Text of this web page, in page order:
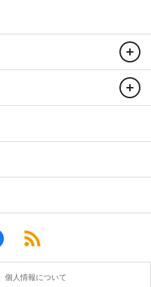
さん』『Eye Love
いづみ
saionjisan_tbs
個人情報について